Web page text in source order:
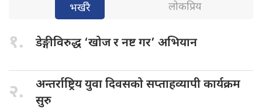
भर्खरै लोकप्रिय
१. डेङ्गीविरुद्ध ‘खोजर नष्ट गर’ अभियान
२. अन्तर्राष्ट्रिय युवादिवसको सप्ताहव्यापी कार्यक्रम
सुरु